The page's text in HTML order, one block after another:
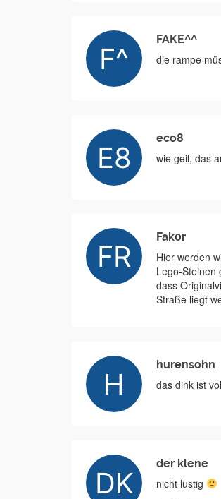
FAKE^^
die rampe
eco8
wie geil, das
Fak0r
Hier werden
Lego-Steinen
dass
Straße liegt
hurensohn
das dink ist
der klene
nicht lustig